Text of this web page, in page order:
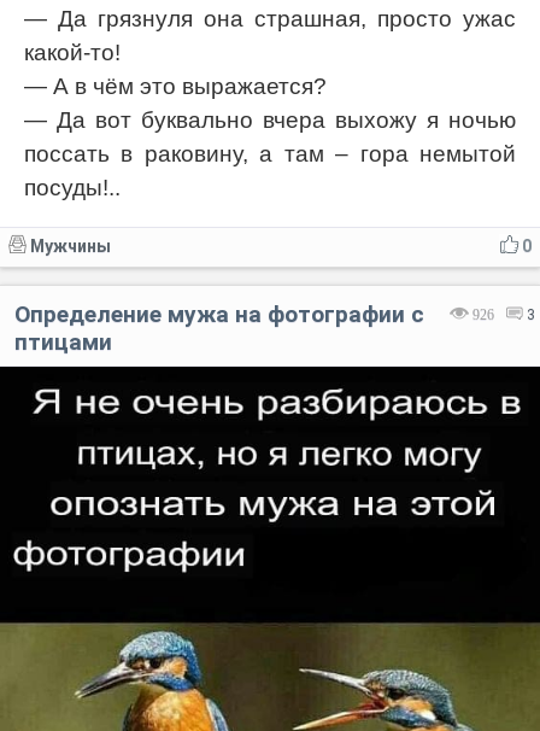
— Да грязнуля она страшная, просто ужас
какой-то!
— А в чём это выражается?
— Да вот буквально вчера выхожу я ночью
поссать в раковину, а там – гора немытой
посуды!..
0
Мужчины
926 3
Определение мужа на фотографии с
птицами